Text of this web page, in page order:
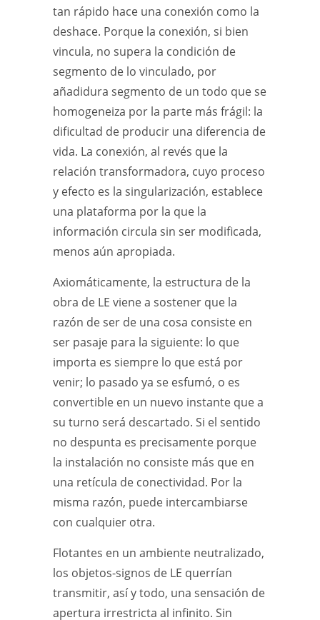
tan rápido hace una conexión como la
deshace. Porque la conexión, si bien
vincula, no supera la condición de
segmento de lo vinculado, por
añadidura segmento de un todo que se
homogeneiza por la parte más frágil: la
dificultad de producir una diferencia de
vida. La conexión, al revés que la
relación transformadora, cuyo proceso
y efecto es la singularización, establece
una plataforma por la que la
información circula sin ser modificada,
menos aún apropiada.
Axiomáticamente, la estructura de la
obra de LE viene a sostener que la
razón de ser de una cosa consiste en
ser pasaje para la siguiente: lo que
importa es siempre lo que está por
venir; lo pasado ya se esfumó, o es
convertible en un nuevo instante que a
su turno será descartado. Si el sentido
no despunta es precisamente porque
la instalación no consiste más que en
una retícula de conectividad. Por la
misma razón, puede intercambiarse
con cualquier otra.
Flotantes en un ambiente neutralizado,
los objetos-signos de LE querrían
transmitir, así y todo, una sensación de
apertura irrestricta al infinito. Sin